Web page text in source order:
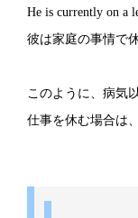
He is currently on a
彼は家庭の事情で
このように、病気
仕事を休む場合は